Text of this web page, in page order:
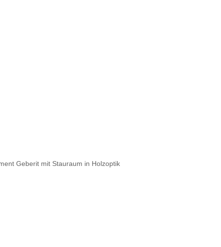
Geberit mit Stauraum in Holzoptik